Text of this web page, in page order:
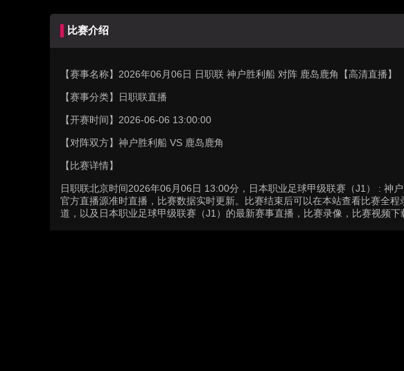
比赛介绍
【赛事名称】 2026年06月06日 日职联 神户胜利船 对阵 鹿岛鹿角【高清直播】
【赛事分类】 日职联直播
【开赛时间】 2026-06-06 13:00:00
【对阵双方】 神户胜利船 VS 鹿岛鹿角
【比赛详情】
日职联北京时间2026年06月06日 13:00分，日本职业足球甲级联赛（J1） : 神
官方直播源准时直播，比赛数据实时更新。比赛结束后可以在本站查看比赛全
道，以及日本职业足球甲级联赛（J1）的最新赛事直播，比赛录像，比赛视频下